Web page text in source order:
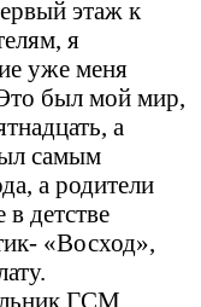
этаж к
я
уже меня
был мой мир,
а
самым
а родители
детстве
«Восход»,
ГСМ